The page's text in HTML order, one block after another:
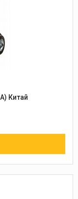
Aurora PRO SKYWAY 250 (MIG/MAG+MMA) Китай